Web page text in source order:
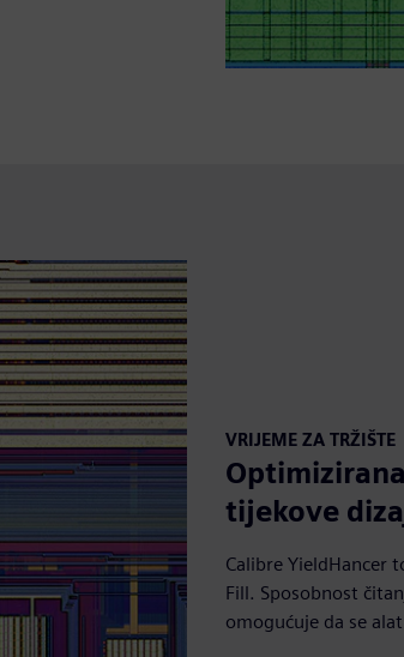
VRIJEME ZA TRŽIŠTE
tijekove
Calibre YieldHancer
Fill. Sposobnost
omogućuje da se